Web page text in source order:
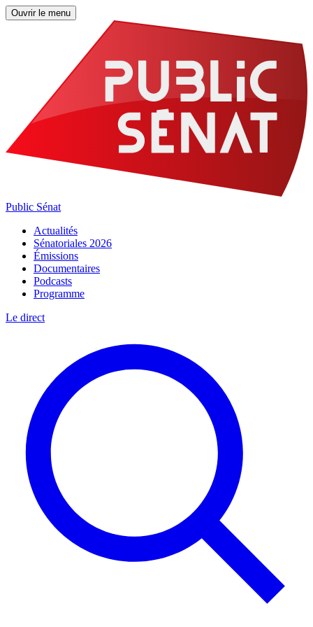
Ouvrir le menu
Public Sénat
Actualités
Sénatoriales 2026
Émissions
Documentaires
Podcasts
Programme
Le direct